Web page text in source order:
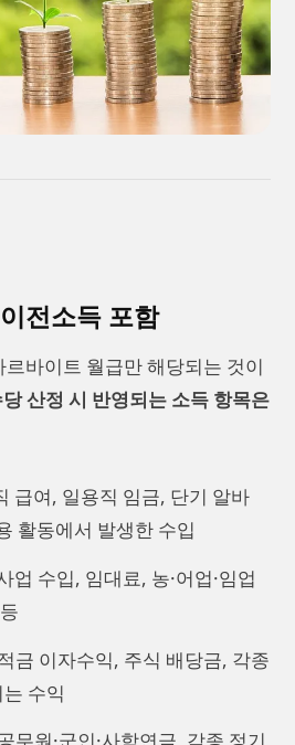
전소득 포함
바이트 월급만 해당되는 것이
산정 시 반영되는 소득 항목은
급여, 일용직 임금, 단기 알바
활동에서 발생한 수입
업 수입, 임대료, 농·어업·임업
금 이자수익, 주식 배당금, 각종
수익